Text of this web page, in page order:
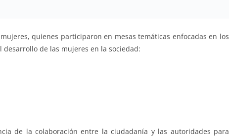
quienes participaron en mesas temáticas enfocadas en los
de las mujeres en la sociedad:
de la colaboración entre la ciudadanía y las autoridades para